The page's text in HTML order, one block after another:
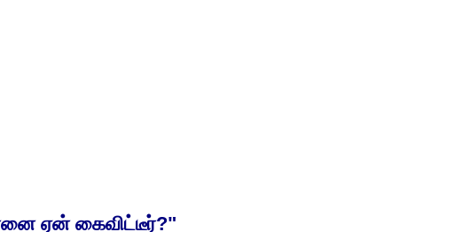
ஏன் கைவிட்டீர்?"